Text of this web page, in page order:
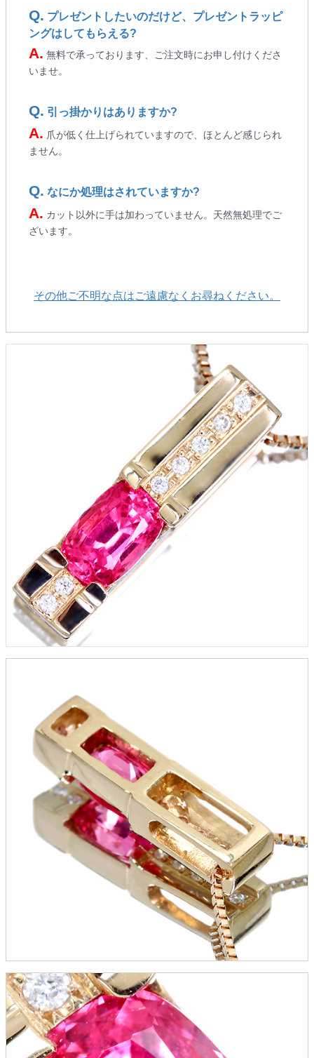
プレゼントしたいのだけど、プレゼントラッピ
ングはしてもらえる?
無料で承っております、ご注文時にお申し付けくださ
いませ。
引っ掛かりはありますか?
爪が低く仕上げられていますので、ほとんど感じられ
ません。
なにか処理はされていますか?
カット以外に手は加わっていません。天然無処理でご
ざいます。
その他ご不明な点はご遠慮なくお尋ねください。
ご注文手続き